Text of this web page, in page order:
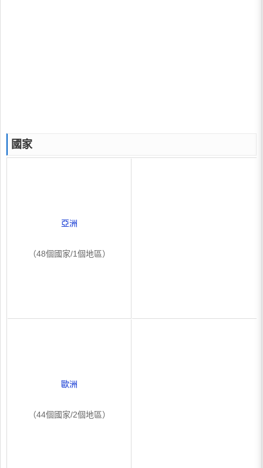
國家
亞洲
（48個國家/1個地區）
歐洲
（44個國家/2個地區）